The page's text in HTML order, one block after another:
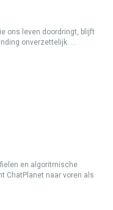
ons leven doordringt, blijft
onverzettelijk. ...
en algoritmische
ChatPlanet naar voren als